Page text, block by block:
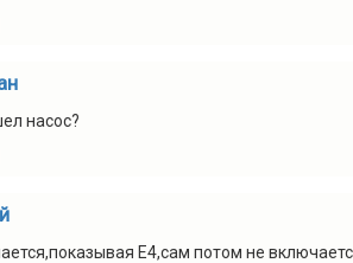
насос?
Е4,сам потом не